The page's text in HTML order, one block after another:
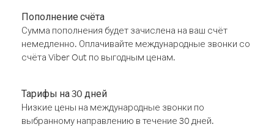
Пополнение счёта
Сумма пополнения будет зачислена на ваш счёт
немедленно. Оплачивайте международные звонки со
счёта Viber Out по выгодным ценам.
Тарифы на 30 дней
Низкие цены на международные звонки по
выбранному направлению в течение 30 дней.